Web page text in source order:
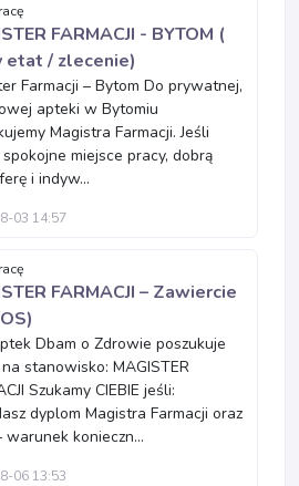
FARMACJI - BYTOM (
etat / zlecenie)
Farmacji – Bytom Do prywatnej,
apteki w Bytomiu
Magistra Farmacji. Jeśli
miejsce pracy, dobrą
i indyw...
03 14:57
FARMACJI – Zawiercie
Dbam o Zdrowie poszukuje
stanowisko: MAGISTER
Szukamy CIEBIE jeśli:
dyplom Magistra Farmacji oraz
warunek konieczn...
06 13:53